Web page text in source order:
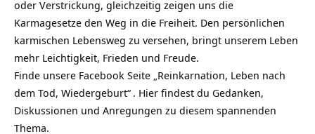
oder Verstrickung, gleichzeitig zeigen uns die
Karmagesetze den Weg in die Freiheit. Den persönlichen
karmischen Lebensweg zu versehen, bringt unserem Leben
mehr Leichtigkeit, Frieden und Freude.
Finde unsere Facebook Seite „Reinkarnation, Leben nach
dem Tod, Wiedergeburt“ . Hier findest du Gedanken,
Diskussionen und Anregungen zu diesem spannenden
Thema.